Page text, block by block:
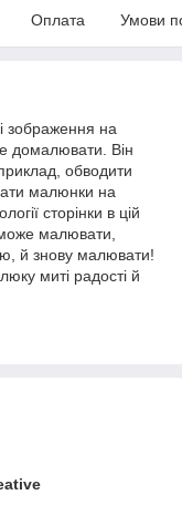
Оплата Умови
зображення на
домалювати. Він
обводити
малюнки на
сторінки в цій
малювати,
й знову малювати!
миті радості й